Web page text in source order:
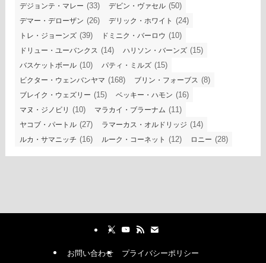
デジョンテ・マレー (33) デビン・ヴァセル (50)
デマー・デローザン (26) デリック・ホワイト (24)
トレ・ジョーンズ (39) ドミニク・バーロウ (10)
ドリュー・ユーバンクス (14) ハリソン・バーンズ (15)
バスケットボール (10) パティ・ミルズ (15)
ビクター・ウェンバンヤマ (168) ブリン・フォーブス (8)
ブレイク・ウェズリー (15) ベッキー・ハモン (16)
マヌ・ジノビリ (10) マラカイ・ブラーナム (11)
ヤコブ・パートル (27) ラマーカス・オルドリッジ (14)
ルカ・サマニッチ (16) ルーク・コーネット (12) ロニー (28)
お問い合わせ プライバシーポリシー